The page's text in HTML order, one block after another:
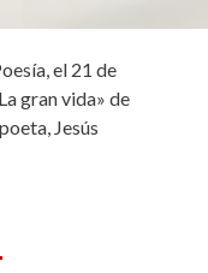
el 21 de
gran vida» de
Jesús